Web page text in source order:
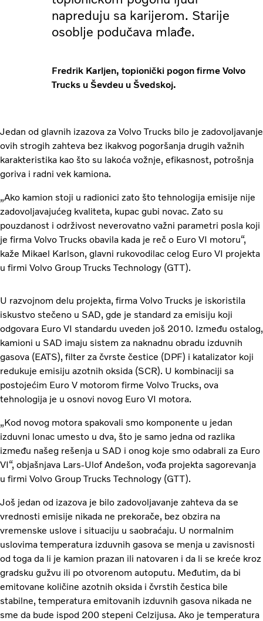
napreduju sa karijerom. Starije
osoblje podučava mlađe.
Fredrik Karljen, topionički pogon firme Volvo
Trucks u Ševdeu u Švedskoj.
Jedan od glavnih izazova za Volvo Trucks bilo je zadovoljavanje
ovih strogih zahteva bez ikakvog pogoršanja drugih važnih
karakteristika kao što su lakoća vožnje, efikasnost, potrošnja
goriva i radni vek kamiona.
„Ako kamion stoji u radionici zato što tehnologija emisije nije
zadovoljavajućeg kvaliteta, kupac gubi novac. Zato su
pouzdanost i održivost neverovatno važni parametri posla koji
je firma Volvo Trucks obavila kada je reč o Euro VI motoru“,
kaže Mikael Karlson, glavni rukovodilac celog Euro VI projekta
u firmi Volvo Group Trucks Technology (GTT).
U razvojnom delu projekta, firma Volvo Trucks je iskoristila
iskustvo stečeno u SAD, gde je standard za emisiju koji
odgovara Euro VI standardu uveden još 2010. Između ostalog,
kamioni u SAD imaju sistem za naknadnu obradu izduvnih
gasova (EATS), filter za čvrste čestice (DPF) i katalizator koji
redukuje emisiju azotnih oksida (SCR). U kombinaciji sa
postojećim Euro V motorom firme Volvo Trucks, ova
tehnologija je u osnovi novog Euro VI motora.
„Kod novog motora spakovali smo komponente u jedan
izduvni lonac umesto u dva, što je samo jedna od razlika
između našeg rešenja u SAD i onog koje smo odabrali za Euro
VI“, objašnjava Lars-Ulof Andešon, vođa projekta sagorevanja
u firmi Volvo Group Trucks Technology (GTT).
Još jedan od izazova je bilo zadovoljavanje zahteva da se
vrednosti emisije nikada ne prekorače, bez obzira na
vremenske uslove i situaciju u saobraćaju. U normalnim
uslovima temperatura izduvnih gasova se menja u zavisnosti
od toga da li je kamion prazan ili natovaren i da li se kreće kroz
gradsku gužvu ili po otvorenom autoputu. Međutim, da bi
emitovane količine azotnih oksida i čvrstih čestica bile
stabilne, temperatura emitovanih izduvnih gasova nikada ne
sme da bude ispod 200 stepeni Celzijusa. Ako je temperatura